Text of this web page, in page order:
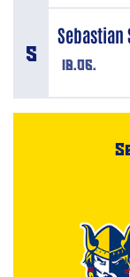
18.06.
Sebastian